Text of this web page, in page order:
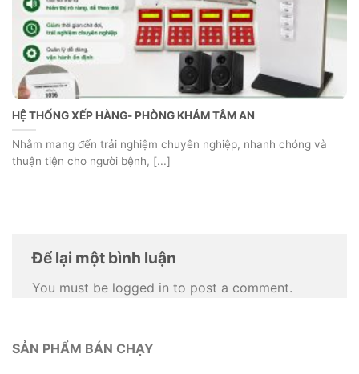
HỆ THỐNG XẾP HÀNG- PHÒNG KHÁM TÂM AN
Nhằm mang đến trải nghiệm chuyên nghiệp, nhanh chóng và
thuận tiện cho người bệnh, [...]
Để lại một bình luận
You must be logged in to post a comment.
SẢN PHẨM BÁN CHẠY